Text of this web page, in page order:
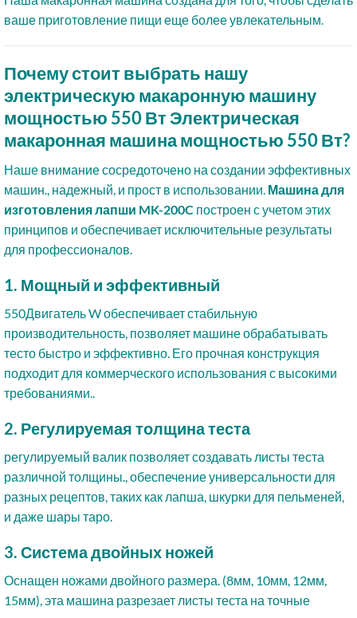
ваше приготовление пищи еще более увлекательным.
Почему стоит выбрать нашу
электрическую макаронную машину
мощностью 550 Вт Электрическая
макаронная машина мощностью 550 Вт?
Наше внимание сосредоточено на создании эффективных
машин., надежный, и прост в использовании. Машина для
изготовления лапши MK-200C построен с учетом этих
принципов и обеспечивает исключительные результаты
для профессионалов.
1. Мощный и эффективный
550Двигатель W обеспечивает стабильную
производительность, позволяет машине обрабатывать
тесто быстро и эффективно. Его прочная конструкция
подходит для коммерческого использования с высокими
требованиями..
2. Регулируемая толщина теста
регулируемый валик позволяет создавать листы теста
различной толщины., обеспечение универсальности для
разных рецептов, таких как лапша, шкурки для пельменей,
и даже шары таро.
3. Система двойных ножей
Оснащен ножами двойного размера. (8мм, 10мм, 12мм,
15мм), эта машина разрезает листы теста на точные